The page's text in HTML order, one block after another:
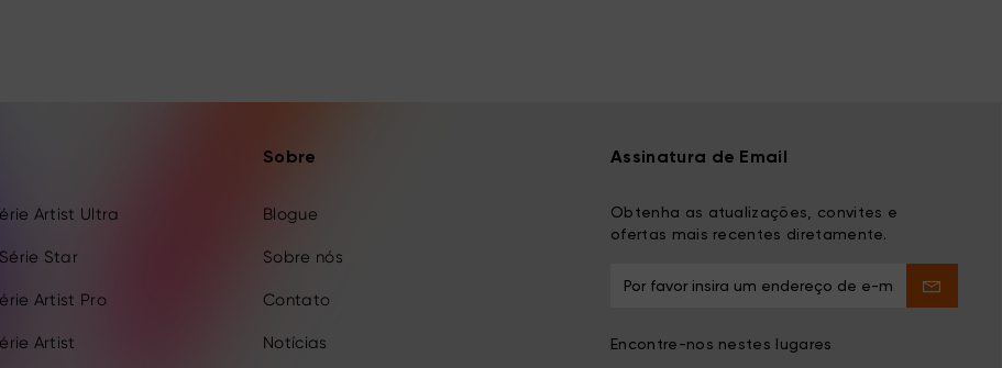
Artist Ultra
Star
Artist Pro
Artist
Sobre
Blogue
Sobre nós
Contato
Notícias
Assinatura de Email
Obtenha as atualizações, convites e
ofertas mais recentes diretamente.
Encontre-nos nestes lugares